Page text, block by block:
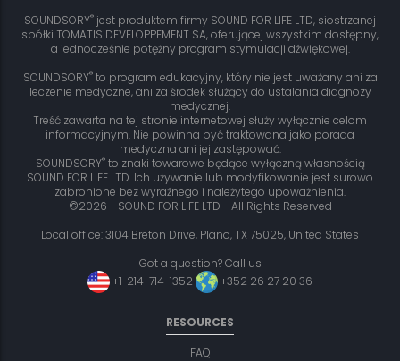
SOUNDSORY® jest produktem firmy SOUND FOR LIFE LTD, siostrzanej
spółki TOMATIS DEVELOPPEMENT SA, oferującej wszystkim dostępny,
a jednocześnie potężny program stymulacji dźwiękowej.
SOUNDSORY®to program edukacyjny, który nie jest uważany ani za
leczenie medyczne, ani za środek służący do ustalania diagnozy
medycznej.
Treść zawarta na tej stronie internetowej służy wyłącznie celom
informacyjnym. Nie powinna być traktowana jako porada
medyczna ani jej zastępować.
SOUNDSORY®to znaki towarowe będące wyłączną własnością
SOUND FOR LIFE LTD. Ich używanie lub modyfikowanie jest surowo
zabronione bez wyraźnego i należytego upoważnienia.
©2026 - SOUND FOR LIFE LTD - All Rights Reserved
Local office: 3104 Breton Drive, Plano, TX 75025, United States
Got a question? Call us
+1-214-714-1352
+352 26 27 20 36
RESOURCES
FAQ